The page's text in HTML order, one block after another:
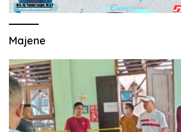
Majene